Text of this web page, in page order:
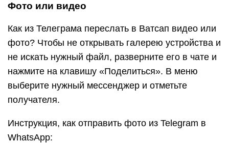
Фото или видео
Как из Телеграма переслать в Ватсап видео или
фото? Чтобы не открывать галерею устройства и
не искать нужный файл, разверните его в чате и
нажмите на клавишу «Поделиться». В меню
выберите нужный мессенджер и отметьте
получателя.
Инструкция, как отправить фото из Telegram в
WhatsApp: